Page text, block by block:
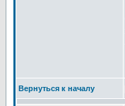
Вернуться к началу